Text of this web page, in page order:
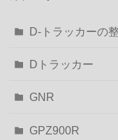
D-トラッカーの
Dトラッカー
GNR
GPZ900R